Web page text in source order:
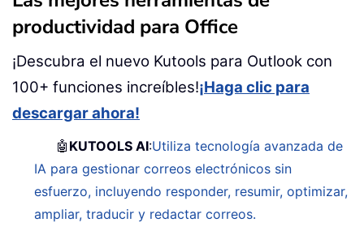
productividad para Office
¡Descubra el nuevo Kutools para Outlook con
100+ funciones increíbles!¡Haga clic para
descargar ahora!
🤖 KUTOOLS AI:Utiliza tecnología avanzada de
IA para gestionar correos electrónicos sin
esfuerzo, incluyendo responder, resumir, optimizar,
ampliar, traducir y redactar correos.